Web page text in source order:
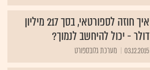
איך חוזה לספורטאי, בסך 217 מיליון
דולר - יכול להיחשב לנמוך?
03.12.2015 מערכת גלובספורט